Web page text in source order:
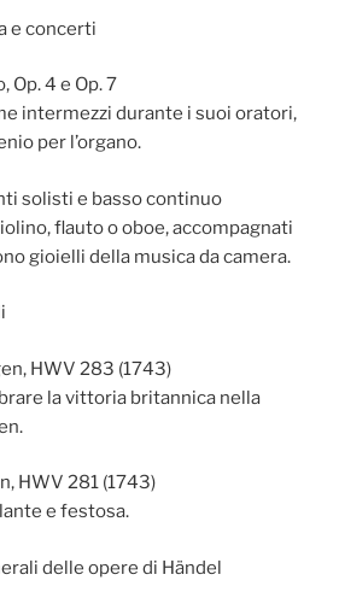
e concerti
Op. 4 e Op. 7
intermezzi durante i suoi oratori,
per l’organo.
solisti e basso continuo
flauto o oboe, accompagnati
gioielli della musica da camera.
HWV 283 (1743)
la vittoria britannica nella
HWV 281 (1743)
e festosa.
delle opere di Händel